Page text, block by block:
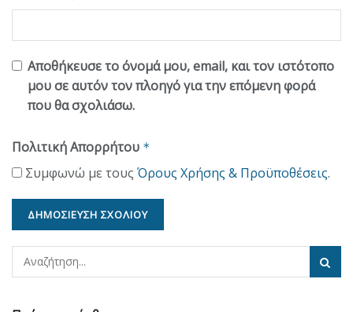
Αποθήκευσε το όνομά μου, email, και τον ιστότοπο
μου σε αυτόν τον πλοηγό για την επόμενη φορά
που θα σχολιάσω.
Πολιτική Απορρήτου *
Συμφωνώ με τους Όρους Χρήσης & Προϋποθέσεις.